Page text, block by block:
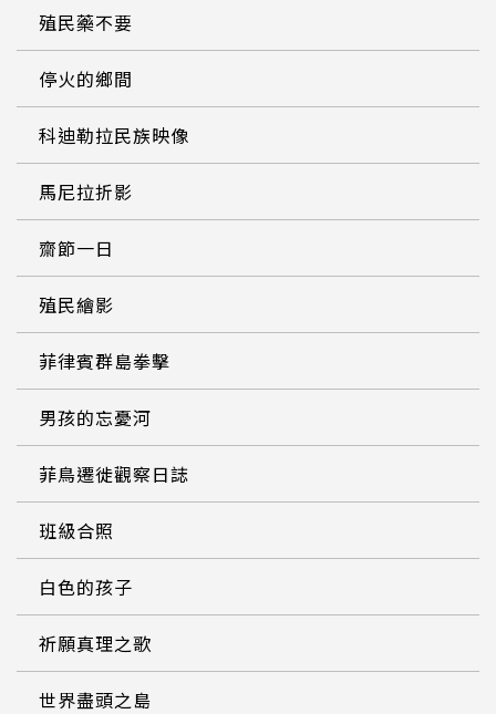
殖民藥不要
停火的鄉間
科迪勒拉民族映像
馬尼拉折影
齋節一日
殖民繪影
菲律賓群島拳擊
男孩的忘憂河
菲鳥遷徙觀察日誌
班級合照
白色的孩子
祈願真理之歌
世界盡頭之島